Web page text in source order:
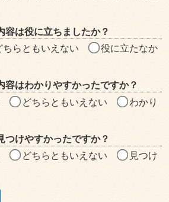
容は役に立ちましたか？
ちらともいえない
役に立たなか
容はわかりやすかったですか？
どちらともいえない
わかり
つけやすかったですか？
どちらともいえない
見つけ